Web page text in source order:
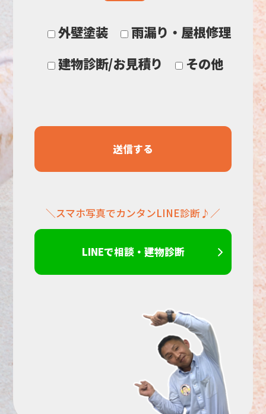
外壁塗装
雨漏り・屋根修理
建物診断/お見積り
その他
＼スマホ写真でカンタンLINE診断♪／
LINEで相談・建物診断